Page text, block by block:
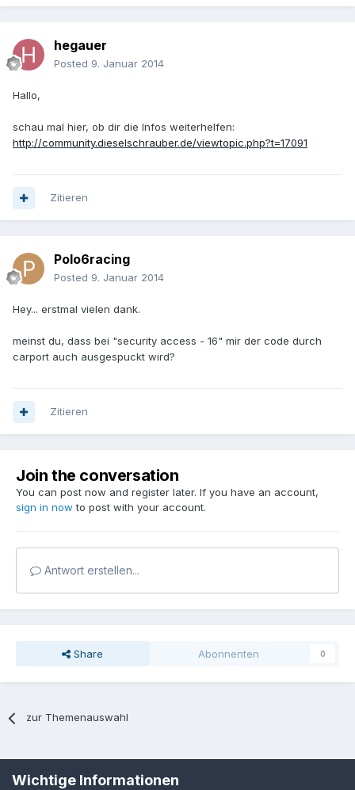
hegauer
Posted 9. Januar 2014
Hallo,
schau mal hier, ob dir die Infos weiterhelfen:
http://community.dieselschrauber.de/viewtopic.php?t=17091
Zitieren
Polo6racing
Posted 9. Januar 2014
Hey... erstmal vielen dank.
meinst du, dass bei "security access - 16" mir der code durch
carport auch ausgespuckt wird?
Zitieren
Join the conversation
You can post now and register later. If you have an account,
sign in now to post with your account.
Antwort erstellen...
Share Abonnenten 0
zur Themenauswahl
Wichtige Informationen